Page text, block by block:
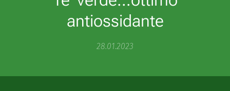
antiossidante
28.01.2023